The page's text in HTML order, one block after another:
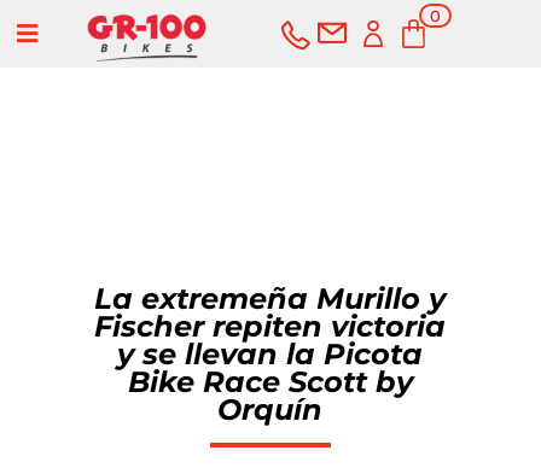
0
elementos
Bicicletas
La extremeña Murillo y
Fischer repiten victoria
y se llevan la Picota
Bike Race Scott by
Orquín